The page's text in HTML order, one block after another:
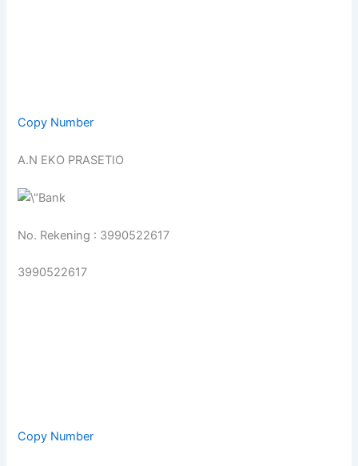
Copy Number
A.N EKO PRASETIO
No. Rekening : 3990522617
3990522617
Copy Number